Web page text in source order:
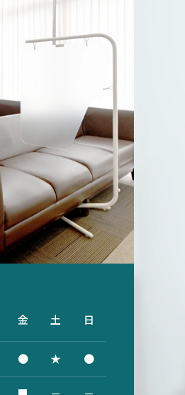
金 土 日
● ★ ●